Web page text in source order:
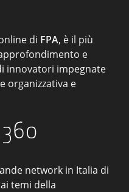
di FPA, è il più
e
innovatori impegnate
organizzativa e
network in Italia di
temi della